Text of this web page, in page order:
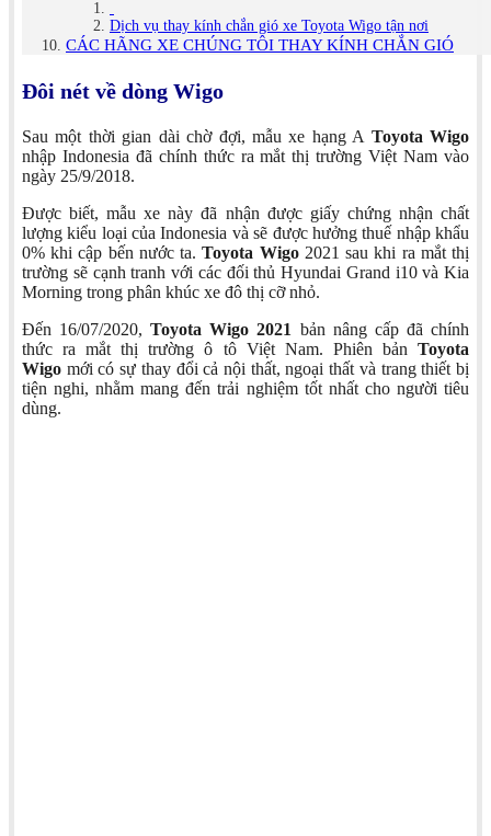
Dịch vụ thay kính chắn gió xe Toyota Wigo tận nơi
CÁC HÃNG XE CHÚNG TÔI THAY KÍNH CHẮN GIÓ
Đôi nét về dòng Wigo
Sau một thời gian dài chờ đợi, mẫu xe hạng A Toyota Wigo
nhập Indonesia đã chính thức ra mắt thị trường Việt Nam vào
ngày 25/9/2018.
Được biết, mẫu xe này đã nhận được giấy chứng nhận chất
lượng kiểu loại của Indonesia và sẽ được hưởng thuế nhập khẩu
0% khi cập bến nước ta.Toyota Wigo2021 sau khi ra mắt thị
trường sẽ cạnh tranh với các đối thủ Hyundai Grand i10 và Kia
Morning trong phân khúc xe đô thị cỡ nhỏ.
Đến 16/07/2020,Toyota Wigo 2021 bản nâng cấp đã chính
thức ra mắt thị trường ô tô Việt Nam. Phiên bản Toyota
Wigo mới có sự thay đổi cả nội thất, ngoại thất và trang thiết bị
tiện nghi, nhằm mang đến trải nghiệm tốt nhất cho người tiêu
dùng.